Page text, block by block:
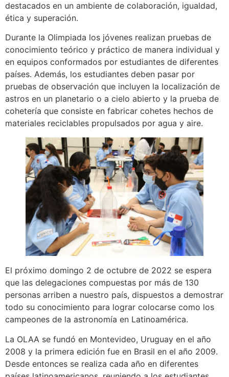
destacados en un ambiente de colaboración, igualdad,
ética y superación.
Durante la Olimpiada los jóvenes realizan pruebas de
conocimiento teórico y práctico de manera individual y
en equipos conformados por estudiantes de diferentes
países. Además, los estudiantes deben pasar por
pruebas de observación que incluyen la localización de
astros en un planetario o a cielo abierto y la prueba de
cohetería que consiste en fabricar cohetes hechos de
materiales reciclables propulsados por agua y aire.
El próximo domingo 2 de octubre de 2022 se espera
que las delegaciones compuestas por más de 130
personas arriben a nuestro país, dispuestos a demostrar
todo su conocimiento para lograr colocarse como los
campeones de la astronomía en Latinoamérica.
La OLAA se fundó en Montevideo, Uruguay en el año
2008 y la primera edición fue en Brasil en el año 2009.
Desde entonces se realiza cada año en diferentes